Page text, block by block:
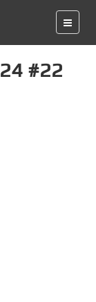
#22